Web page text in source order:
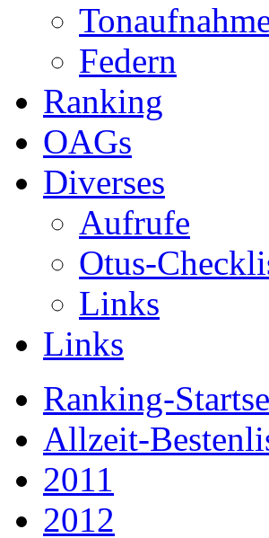
Federn
Ranking
OAGs
Diverses
Aufrufe
Otus-
Links
Links
Ranking-
Allzeit-
2011
2012